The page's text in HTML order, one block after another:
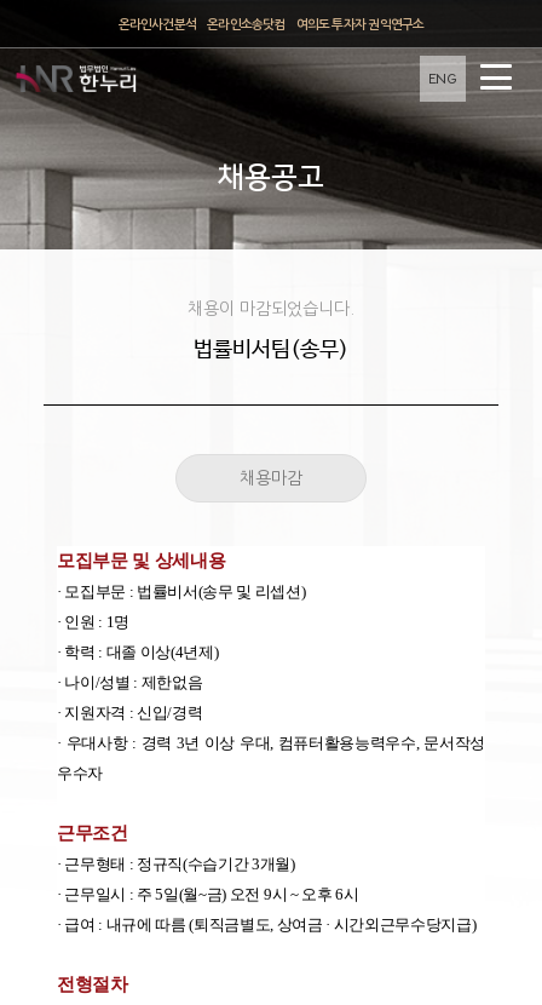
온라인사건분석 온라인소송닷컴 여의도 투자자 권익연구소
ENG
채용공고
채용이 마감되었습니다.
법률비서팀(송무)
채용마감
모집부문 및 상세내용
· 모집부문 : 법률비서(송무 및 리셉션)
· 인원 : 1명
· 학력 : 대졸 이상(4년제)
· 나이/성별 : 제한없음
· 지원자격 :신입/경력
· 우대사항: 경력 3년 이상 우대, 컴퓨터활용능력우수, 문서작성
우수자
근무조건
· 근무형태 : 정규직(수습기간3개월)
· 근무일시 : 주 5일(월~금) 오전 9시 ~ 오후 6시
· 급여 : 내규에 따름 (퇴직금별도, 상여금 · 시간외근무수당지급)
전형절차